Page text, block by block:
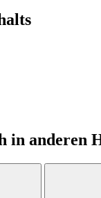
in anderen